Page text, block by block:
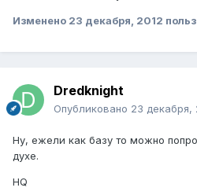
Изменено 23 декабря, 2012
Dredknight
Опубликовано 23 декабря,
Ну, ежели как базу то можно
духе.
HQ